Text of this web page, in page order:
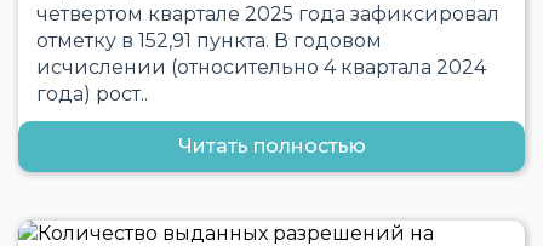
четвертом квартале 2025 года зафиксировал
отметку в 152,91 пункта. В годовом
исчислении (относительно 4 квартала 2024
года) рост..
Читать полностью